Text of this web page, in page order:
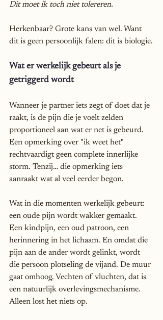
Dit moet ik toch niet tolereren.
Herkenbaar? Grote kans van wel. Want
dit is geen persoonlijk falen: dit is biologie.
Wat er werkelijk gebeurt als je
getriggerd wordt
Wanneer je partner iets zegt of doet dat je
raakt, is de pijn die je voelt zelden
proportioneel aan wat er net is gebeurd.
Een opmerking over "ik weet het"
rechtvaardigt geen complete innerlijke
storm. Tenzij… die opmerking iets
aanraakt wat al veel eerder begon.
Wat in die momenten werkelijk gebeurt:
een oude pijn wordt wakker gemaakt.
Een kindpijn, een oud patroon, een
herinnering in het lichaam. En omdat die
pijn aan de ander wordt gelinkt, wordt
die persoon plotseling de vijand. De muur
gaat omhoog. Vechten of vluchten, dat is
een natuurlijk overlevingsmechanisme.
Alleen lost het niets op.